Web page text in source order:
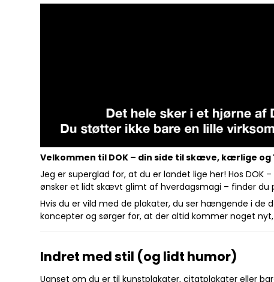
Velkommen til DOK – din side til skæve, kærlige og
Jeg er superglad for, at du er landet lige her! Hos
ønsker et lidt skævt glimt af hverdagsmagi – finder
Hvis du er vild med de plakater, du ser hængende i de
koncepter og sørger for, at der altid kommer noget
Indret med stil (og lidt humor)
Uanset om du er til kunstplakater, citatplakater eller